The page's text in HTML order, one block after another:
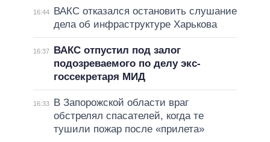
16:44
ВАКС отказался остановить слушание
дела об инфраструктуре Харькова
16:37
ВАКС отпустил под залог
подозреваемого по делу экс-
госсекретаря МИД
16:33
В Запорожской области враг
обстрелял спасателей, когда те
тушили пожар после «прилета»